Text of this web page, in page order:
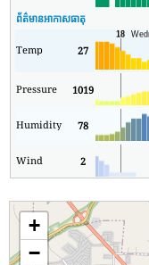
ព័ត៌មានអាកាសធាតុ
Temp 27
Pressure 1019
Humidity 78
Wind 2
+
−